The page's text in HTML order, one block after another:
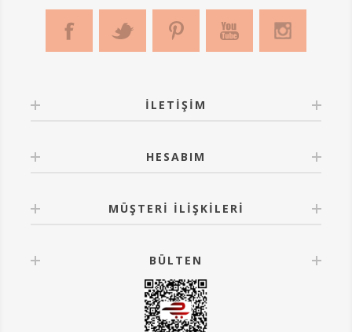
İLETIŞIM
HESABIM
MÜŞTERI İLIŞKILERI
BÜLTEN